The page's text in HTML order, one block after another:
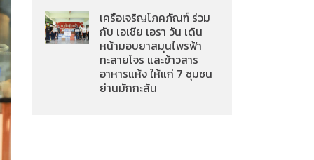
เครือเจริญโภคภัณฑ์ ร่วม
กับ เอเชีย เอรา วัน เดิน
หน้ามอบยาสมุนไพรฟ้า
ทะลายโจร และข้าวสาร
อาหารแห้ง ให้แก่ 7 ชุมชน
ย่านมักกะสัน